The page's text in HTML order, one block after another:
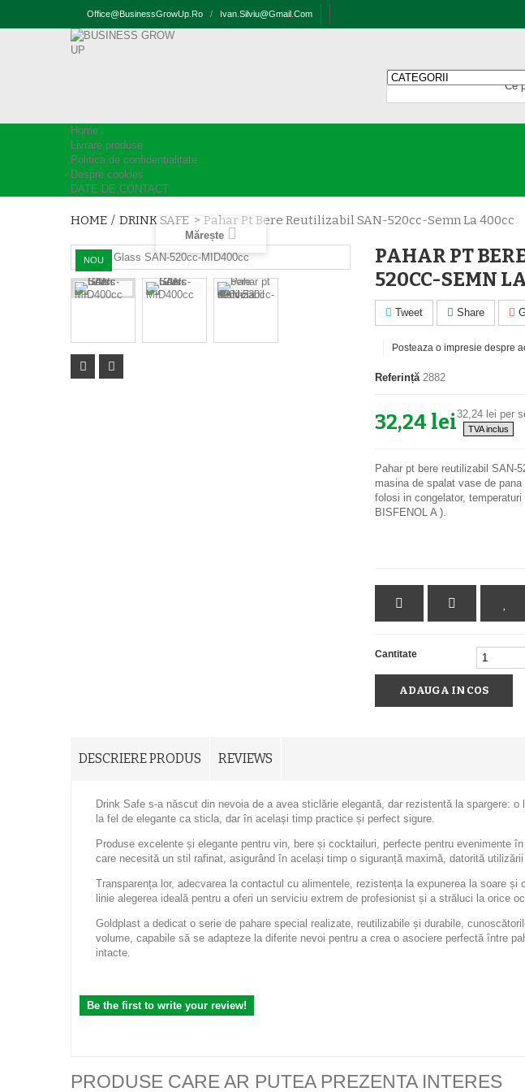
Office@businessGrowUp.ro / Ivan.silviu@gmail.com
Home
Livrare produse
Politica de confidentialitate
Despre cookies
DATE DE CONTACT
HOME / DRINK SAFE > Pahar Pt Bere Reutilizabil SAN-520cc-Semn La 400cc
NOU
Mărește
PAHAR PT
520CC-SEMN
Tweet Share
Posteaza o impresie despre
Referință 2882
32,24 lei32,24 lei per
TVA inclus
Pahar pt bere reutilizabil SAN-
masina de spalat vase de
folosi in congelator,
BISFENOL A ).
Cantitate
ADAUGA IN COS
DESCRIERE PRODUS REVIEWS
Drink Safe s-a născut din nevoia de a avea sticlărie elegantă, dar rezistentă la spargere:
la fel de elegante ca sticla, dar în același timp practice și perfect sigure.
Produse excelente și elegante pentru vin, bere și cocktailuri, perfecte pentru evenimente
care necesită un stil rafinat, asigurând în același timp o siguranță maximă, datorită
Transparența lor, adecvarea la contactul cu alimentele, rezistența la expunerea la soare
linie alegerea ideală pentru a oferi un serviciu extrem de profesionist și a străluci la orice
Goldplast a dedicat o serie de pahare special realizate, reutilizabile și durabile,
volume, capabile să se adapteze la diferite nevoi pentru a crea o asociere perfectă între
intacte.
Be the first to write your review!
PRODUSE CARE AR PUTEA PREZENTA INTERES